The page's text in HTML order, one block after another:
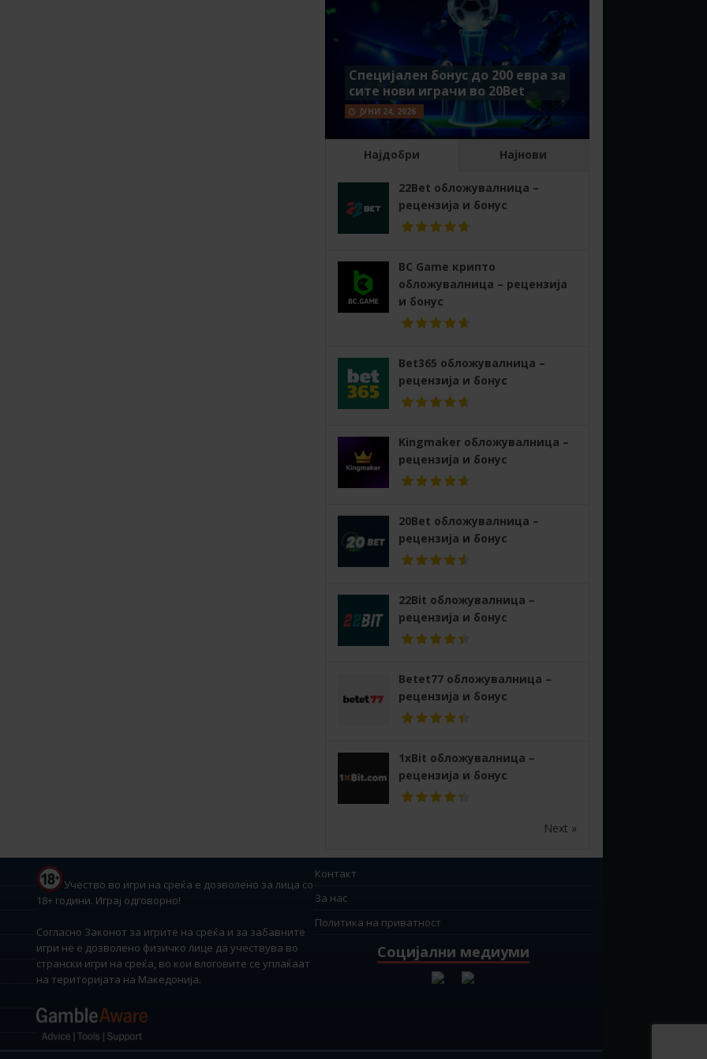
Специјален бонус до 200 евра за
сите нови играчи во 20Bet
ЈУНИ 24, 2026
Најдобри Најнови
22Bet обложувалница –
рецензија и бонус
BC Game крипто
обложувалница – рецензија
и бонус
Bet365 обложувалница –
рецензија и бонус
Kingmaker обложувалница –
рецензија и бонус
20Bet обложувалница –
рецензија и бонус
22Bit обложувалница –
рецензија и бонус
Betet77 обложувалница –
рецензија и бонус
1xBit обложувалница –
рецензија и бонус
Next »
Учество во игри на среќа е дозволено за лица со
18+ години. Играј одговорно!
Согласно Законот за игрите на среќа и за забавните
игри не е дозволено физичко лице да учествува во
странски игри на среќа, во кои влоговите се уплаќаат
на територијата на Македонија.
Контакт
За нас
Политика на приватност
Социјални медиуми